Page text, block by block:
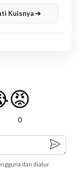
Kuisnya ➔
😡
0
dan diatur